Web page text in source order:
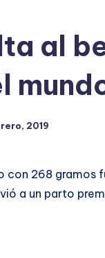
h
o
y
al
2019
con 268 gramos
a un parto